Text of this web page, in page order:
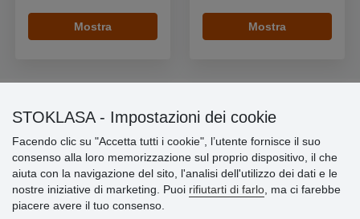
Mostra Mostra
» Impostazioni dei cookie
» Termini & Condizioni
» Informativa sulla Privacy
» Consegna e pagamento
STOKLASA - Impostazioni dei cookie
Facendo clic su "Accetta tutti i cookie", l’utente fornisce il suo
consenso alla loro memorizzazione sul proprio dispositivo, il che
aiuta con la navigazione del sito, l'analisi dell'utilizzo dei dati e le
nostre iniziative di marketing. Puoi rifiutarti di farlo , ma ci farebbe
piacere avere il tuo consenso.